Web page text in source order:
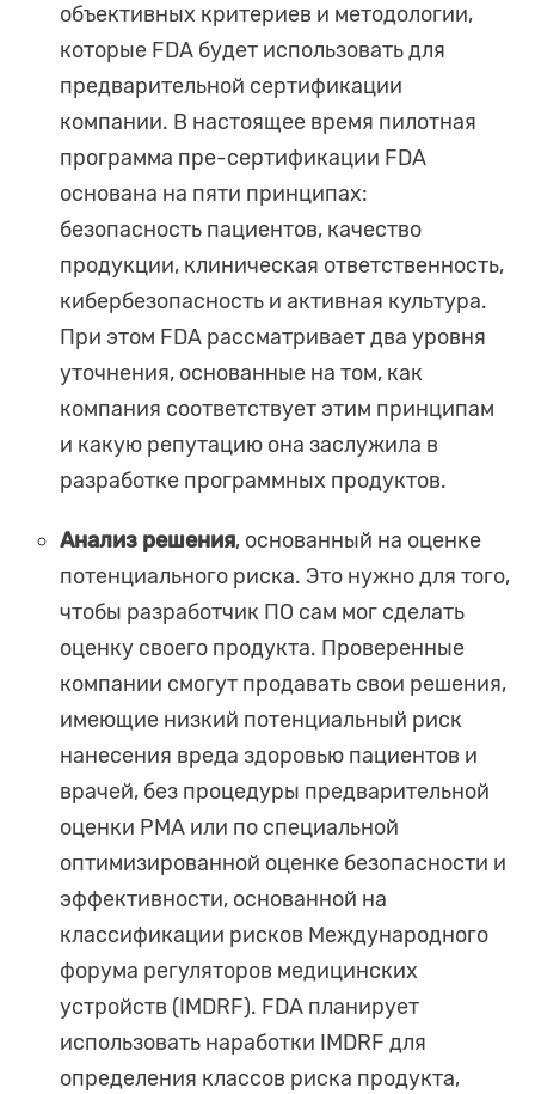
объективных критериев и методологии,
которые FDA будет использовать для
предварительной сертификации
компании. В настоящее время пилотная
программа пре-сертификации FDA
основана на пяти принципах:
безопасность пациентов, качество
продукции, клиническая ответственность,
кибербезопасность и активная культура.
При этом FDA рассматривает два уровня
уточнения, основанные на том, как
компания соответствует этим принципам
и какую репутацию она заслужила в
разработке программных продуктов.
Анализ решения, основанный на оценке
потенциального риска. Это нужно для того,
чтобы разработчик ПО сам мог сделать
оценку своего продукта. Проверенные
компании смогут продавать свои решения,
имеющие низкий потенциальный риск
нанесения вреда здоровью пациентов и
врачей, без процедуры предварительной
оценки PMA или по специальной
оптимизированной оценке безопасности и
эффективности, основанной на
классификации рисков Международного
форума регуляторов медицинских
устройств (IMDRF). FDA планирует
использовать наработки IMDRF для
определения классов риска продукта,